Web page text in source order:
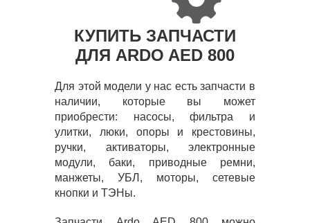
КУПИТЬ ЗАПЧАСТИ
ДЛЯ ARDO AED 800
Для этой модели у нас есть запчасти в
наличии, которые вы может
приобрести: насосы, фильтра и
улитки, люки, опоры и крестовины,
ручки, активаторы, электронные
модули, баки, приводные ремни,
манжеты, УБЛ, моторы, сетевые
кнопки и ТЭНы.